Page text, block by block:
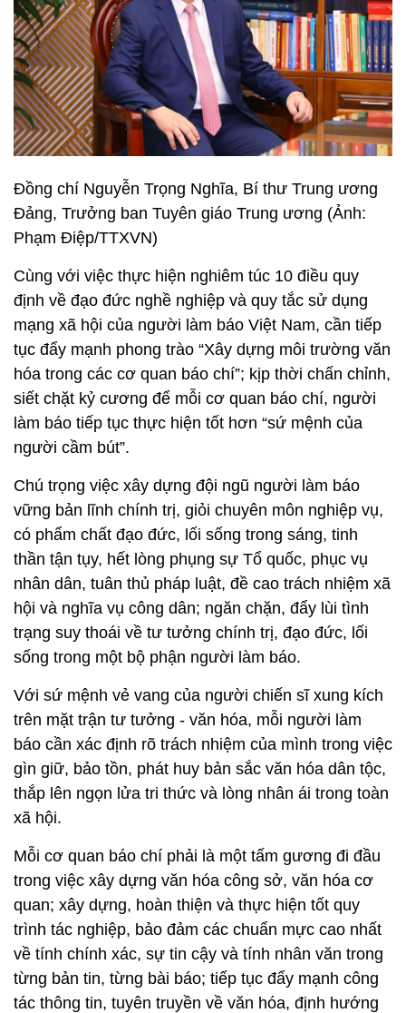
Đồng chí Nguyễn Trọng Nghĩa, Bí thư Trung ương
Đảng, Trưởng ban Tuyên giáo Trung ương (Ảnh:
Phạm Điệp/TTXVN)
Cùng với việc thực hiện nghiêm túc 10 điều quy
định về đạo đức nghề nghiệp và quy tắc sử dụng
mạng xã hội của người làm báo Việt Nam, cần tiếp
tục đẩy mạnh phong trào “Xây dựng môi trường văn
hóa trong các cơ quan báo chí”; kịp thời chấn chỉnh,
siết chặt kỷ cương để mỗi cơ quan báo chí, người
làm báo tiếp tục thực hiện tốt hơn “sứ mệnh của
người cầm bút”.
Chú trọng việc xây dựng đội ngũ người làm báo
vững bản lĩnh chính trị, giỏi chuyên môn nghiệp vụ,
có phẩm chất đạo đức, lối sống trong sáng, tinh
thần tận tụy, hết lòng phụng sự Tổ quốc, phục vụ
nhân dân, tuân thủ pháp luật, đề cao trách nhiệm xã
hội và nghĩa vụ công dân; ngăn chặn, đẩy lùi tình
trạng suy thoái về tư tưởng chính trị, đạo đức, lối
sống trong một bộ phận người làm báo.
Với sứ mệnh vẻ vang của người chiến sĩ xung kích
trên mặt trận tư tưởng - văn hóa, mỗi người làm
báo cần xác định rõ trách nhiệm của mình trong việc
gìn giữ, bảo tồn, phát huy bản sắc văn hóa dân tộc,
thắp lên ngọn lửa tri thức và lòng nhân ái trong toàn
xã hội.
Mỗi cơ quan báo chí phải là một tấm gương đi đầu
trong việc xây dựng văn hóa công sở, văn hóa cơ
quan; xây dựng, hoàn thiện và thực hiện tốt quy
trình tác nghiệp, bảo đảm các chuẩn mực cao nhất
về tính chính xác, sự tin cậy và tính nhân văn trong
từng bản tin, từng bài báo; tiếp tục đẩy mạnh công
tác thông tin, tuyên truyền về văn hóa, định hướng